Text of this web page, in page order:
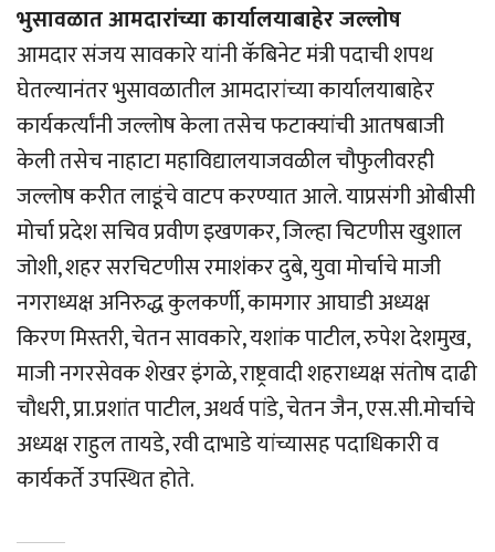
भुसावळात आमदारांच्या कार्यालयाबाहेर जल्लोष
आमदार संजय सावकारे यांनी कॅबिनेट मंत्री पदाची शपथ
घेतल्यानंतर भुसावळातील आमदारांच्या कार्यालयाबाहेर
कार्यकर्त्यांनी जल्लोष केला तसेच फटाक्यांची आतषबाजी
केली तसेच नाहाटा महाविद्यालयाजवळील चौफुलीवरही
जल्लोष करीत लाडूंचे वाटप करण्यात आले. याप्रसंगी ओबीसी
मोर्चा प्रदेश सचिव प्रवीण इखणकर, जिल्हा चिटणीस खुशाल
जोशी, शहर सरचिटणीस रमाशंकर दुबे, युवा मोर्चाचे माजी
नगराध्यक्ष अनिरुद्ध कुलकर्णी, कामगार आघाडी अध्यक्ष
किरण मिस्तरी, चेतन सावकारे, यशांक पाटील, रुपेश देशमुख,
माजी नगरसेवक शेखर इंगळे, राष्ट्रवादी शहराध्यक्ष संतोष दाढी
चौधरी, प्रा.प्रशांत पाटील, अथर्व पांडे, चेतन जैन, एस.सी.मोर्चाचे
अध्यक्ष राहुल तायडे, रवी दाभाडे यांच्यासह पदाधिकारी व
कार्यकर्ते उपस्थित होते.